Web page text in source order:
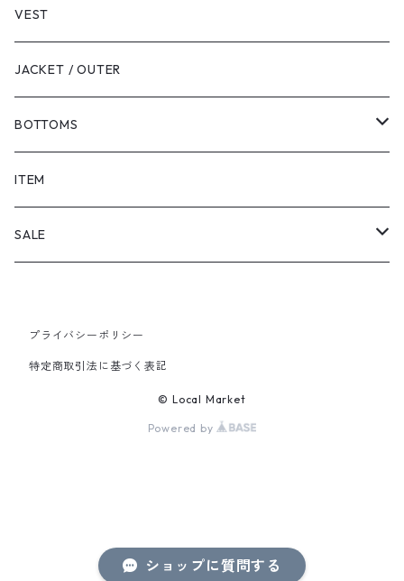
ショップに質問する
VEST
JACKET / OUTER
BOTTOMS
SHORTS
PANTS
ITEM
SALE
PANTS
プライバシーポリシー
特定商取引法に基づく表記
© Local Market
Powered by